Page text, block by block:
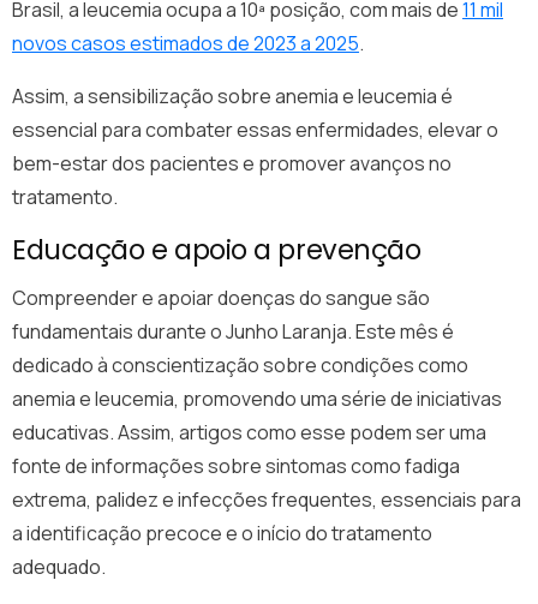
Brasil, a leucemia ocupa a 10ª posição, com mais de11 mil
novos casos estimados de 2023 a 2025.
Assim, a sensibilização sobre anemia e leucemia é
essencial para combater essas enfermidades, elevar o
bem-estar dos pacientes e promover avanços no
tratamento.
Educação e apoio a prevenção
Compreender e apoiar doenças do sangue são
fundamentais durante o Junho Laranja. Este mês é
dedicado à conscientização sobre condições como
anemia e leucemia, promovendo uma série de iniciativas
educativas. Assim, artigos como esse podem ser uma
fonte de informações sobre sintomas como fadiga
extrema, palidez e infecções frequentes, essenciais para
a identificação precoce e o início do tratamento
adequado.